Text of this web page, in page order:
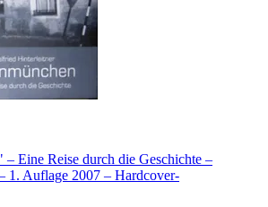
Eine Reise durch die Geschichte –
1. Auflage 2007 – Hardcover-